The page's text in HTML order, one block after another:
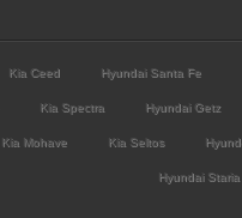
Kia Ceed Hyundai Santa Fe
Kia Spectra Hyundai Getz
Kia Mohave Kia Seltos
Hyundai Staria